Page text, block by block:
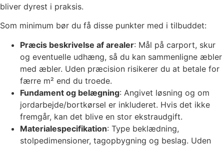
bliver dyrest i praksis.
Som minimum bør du få disse punkter med i tilbuddet:
Præcis beskrivelse af arealer: Mål på carport, skur
og eventuelle udhæng, så du kan sammenligne æbler
med æbler. Uden præcision risikerer du at betale for
færre m² end du troede.
Fundament og belægning: Angivet løsning og om
jordarbejde/bortkørsel er inkluderet. Hvis det ikke
fremgår, kan det blive en stor ekstraudgift.
Materialespecifikation: Type beklædning,
stolpedimensioner, tagopbygning og beslag. Uden